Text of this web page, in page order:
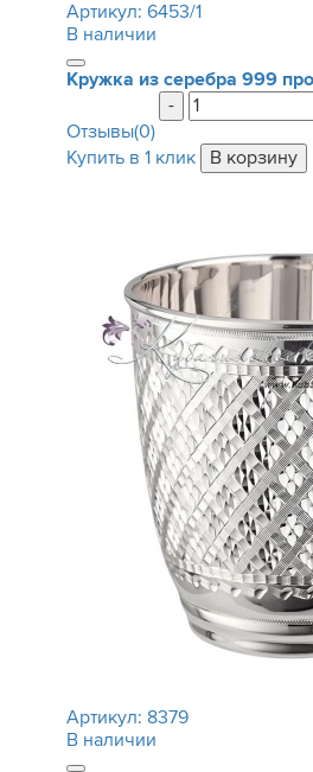
Артикул: 6453/1
В наличии
Кружка из серебра 999
-
Отзывы(0)
Купить в 1 клик
Артикул: 8379
В наличии